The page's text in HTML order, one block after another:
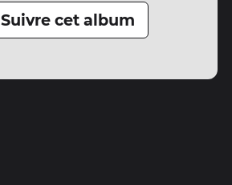
Suivre cet album